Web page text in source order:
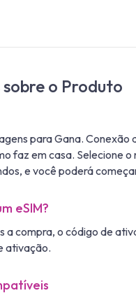
o Produto
para Gana.
faz em casa. Selecione
e você poderá
eSIM?
a compra, o código de
ativação.